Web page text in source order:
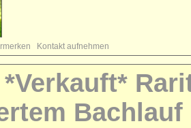
Kontakt aufnehmen
*Verkauft*
Bachlauf